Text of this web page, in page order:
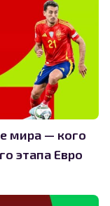
мира — кого
этапа Евро